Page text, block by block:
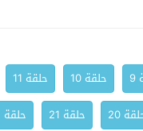
حلقة 10
حلقة 11
20 حلقة 21
حلقة 22